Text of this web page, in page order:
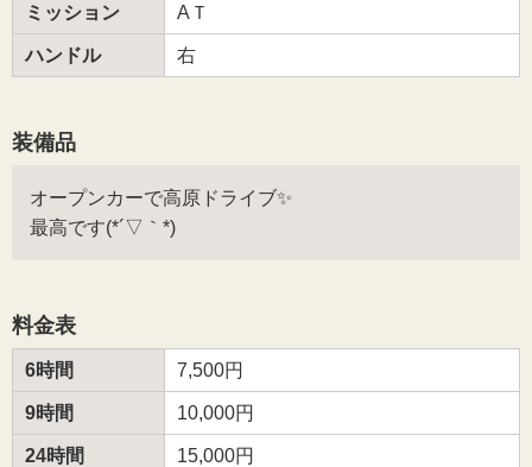
ミッション AＴ
ハンドル 右
装備品
オープンカーで高原ドライブ✨
最高です(*´▽｀*)
料金表
6時間 7,500円
9時間 10,000円
24時間 15,000円